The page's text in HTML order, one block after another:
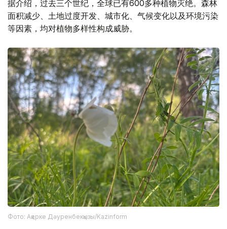
据介绍，过去三个世纪，全球已有600多种植物灭绝。森林
面积减少、土地过度开发、城市化、气候变化以及环境污染
等因素，均对植物多样性构成威胁。
Фото: Ақерке Дәуренбекқызы/Kazinform